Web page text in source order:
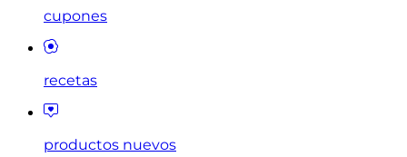
cupones
recetas
productos nuevos